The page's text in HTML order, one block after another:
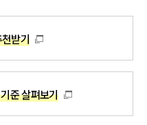
받기
준 살펴보기